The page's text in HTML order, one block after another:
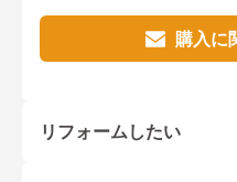
購入に
リフォームしたい